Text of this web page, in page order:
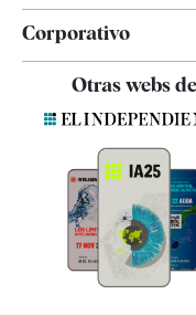
Corporativo
Contacto
Quiénes somos
Especificaciones
Otras webs de